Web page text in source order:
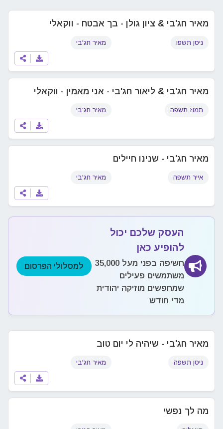
מאיר חג'בי & ציון גולן - בך אבטח - ווקאלי
ניסן תשפו מאיר חג'בי
מאיר חג'בי & ליאור חג'בי - אני מאמין - ווקאלי
תמוז תשפה מאיר חג'בי
מאיר חג'בי - שנינו חיילים
אייר תשפה מאיר חג'בי
העסק שלכם יכול
להופיע כאן
חשיפה בפני מעל 35,000
משתמשים פעילים
שמחפשים מוזיקה יהודית
מדי חודש
למסלולי הפרסום
מאיר חג'בי - שיהיה לי יום טוב
ניסן תשפה מאיר חג'בי
מה לך נפשי